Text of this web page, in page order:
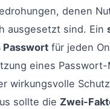
denen
ausgesetzt sind. Ein
Passwort für jeden
eines
wirkungsvolle
sollte die Zwei-